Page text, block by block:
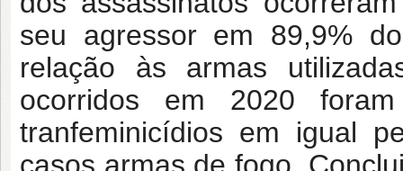
seu agressor em 89,9%
relação às armas
ocorridos em 2020
tranfeminicídios em igual